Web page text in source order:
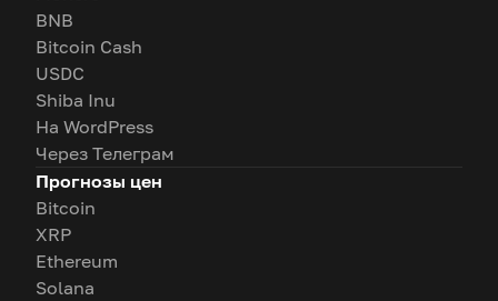
BNB
Bitcoin Cash
USDC
Shiba Inu
На WordPress
Через Телеграм
Прогнозы цен
Bitcoin
XRP
Ethereum
Solana